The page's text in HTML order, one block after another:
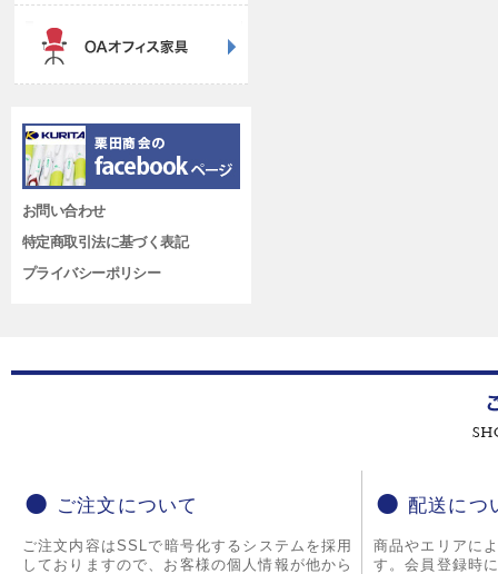
お問い合わせ
特定商取引法に基づく表記
プライバシーポリシー
ご注文について
ご注文内容はSSLで暗号化するシステムを採用
しておりますので、お客様の個人情報が他から
配送につ
商品やエリアに
す。会員登録時